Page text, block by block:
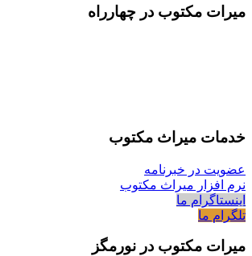
میرات مکتوب در چهارراه
خدمات میراث مکتوب
عضویت در خبرنامه
نرم افزار میراث مکتوب
اینستاگرام ما
تلگرام ما
میرات مکتوب در نورمگز